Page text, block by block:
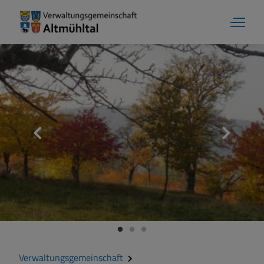
Markt Markt Berolzheim
Grußwort
Kontakt
Zahlen und Daten
Verwaltungsgemeinschaft